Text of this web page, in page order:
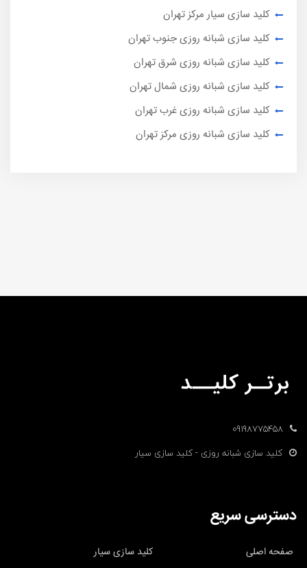
کلید سازی سیار مرکز تهران
کلید سازی شبانه روزی جنوب تهران
کلید سازی شبانه روزی شرق تهران
کلید سازی شبانه روزی شمال تهران
کلید سازی شبانه روزی غرب تهران
کلید سازی شبانه روزی مرکز تهران
09198775458
کلید سازی شبانه روزی - کلید سازی سیار
دسترسی سریع
صفحه اصلی
کلید سازی سیار